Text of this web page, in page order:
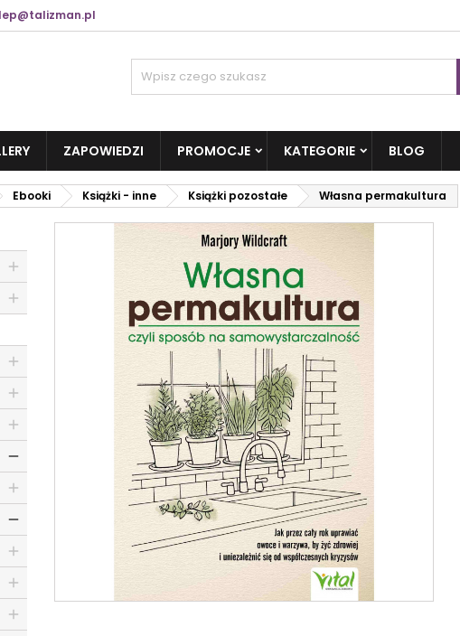
ZAPOWIEDZI PROMOCJE KATEGORIE BLOG
Ebooki Książki - inne Książki pozostałe Własna permakultura